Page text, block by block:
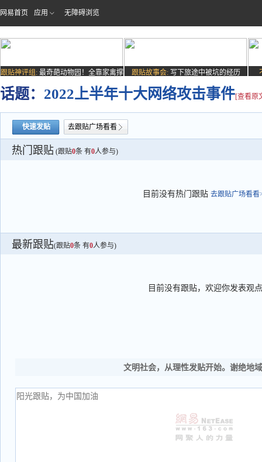
网易首页 应用 无障碍浏览
跟贴神评组: 最奇葩动物园！全靠家禽撑
跟贴故事会: 写下旅途中被坑的经历
话题： 2022上半年十大网络攻击事件[查看原
快速发贴 去跟贴广场看看
热门跟贴 (跟贴0条 有0人参与)
目前没有热门跟贴 去跟贴广场看看
最新跟贴(跟贴0条 有0人参与)
目前没有跟贴，欢迎你发表观点
文明社会，从理性发贴开始。谢绝地